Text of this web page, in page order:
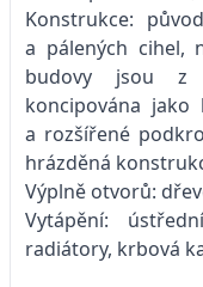
Konstrukce:
a pálených cihel,
budovy jsou z
koncipována jako
a rozšířené
hrázděná
Výplně otvorů:
Vytápění:
radiátory, krbová